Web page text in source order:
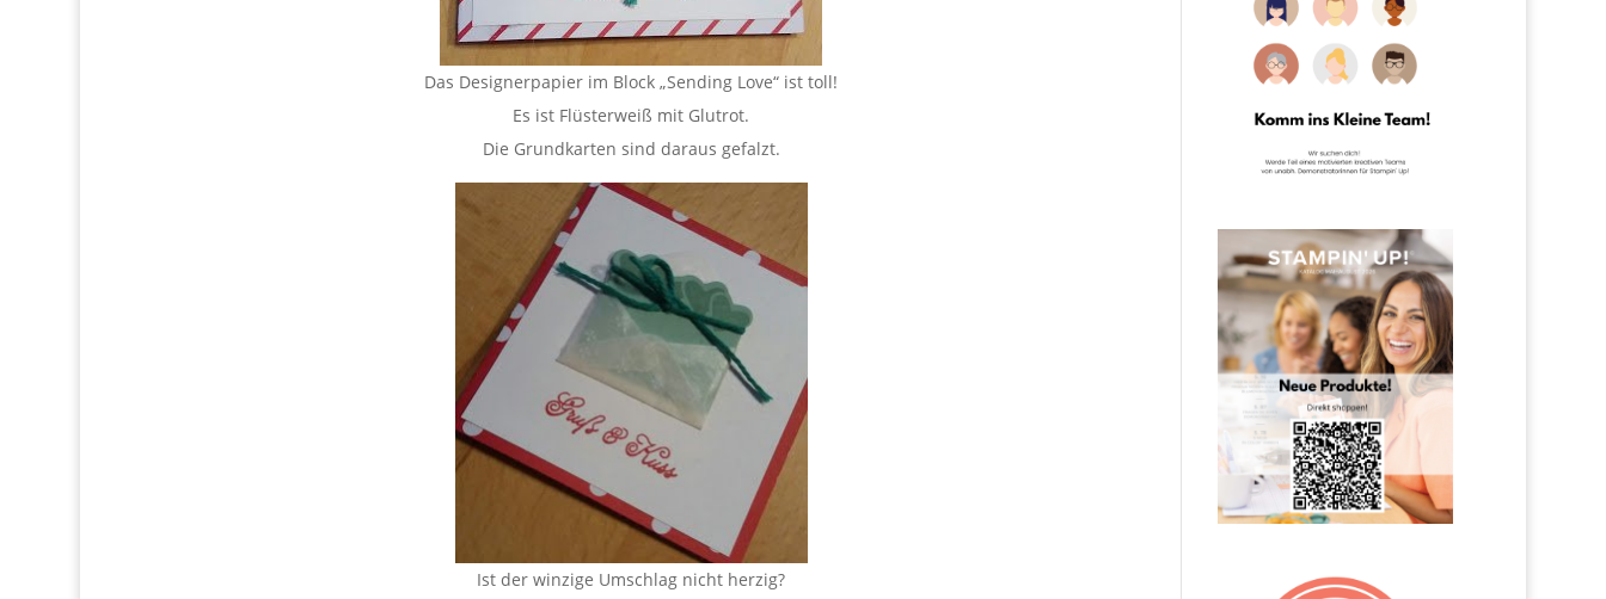
Das Designerpapier im Block „Sending Love“ ist toll!
Es ist Flüsterweiß mit Glutrot.
Die Grundkarten sind daraus gefalzt.
Ist der winzige Umschlag nicht herzig?